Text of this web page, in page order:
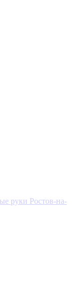
руки Ростов-на-